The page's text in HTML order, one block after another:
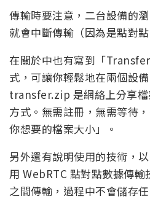
傳輸時要注意，二台設備的
就會中斷傳輸（因為是點對
在關於中也有寫到「
式，可讓你輕鬆地在兩個設
transfer.zip 是網絡上分享檔
方式。無需註冊，無需等待
你想要的檔案大小」。
另外還有說明使用的技術，
用 WebRTC 點對點數據傳
之間傳輸，過程中不會儲存